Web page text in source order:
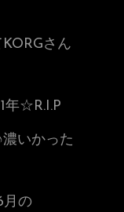
さん
年☆R.I.P
いかった
月の